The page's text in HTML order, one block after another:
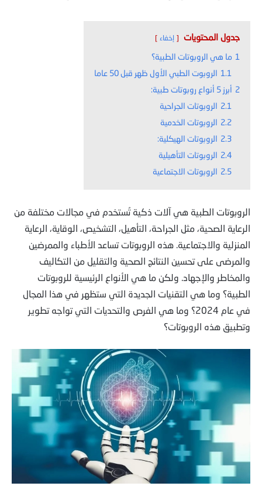
جدول المحتويات إخفاء
1 ما هي الروبوتات الطبية؟
1.1 الروبوت الطبي الأول ظهر قبل 50 عاما
2 أبرز 5 أنواع روبوتات طبية:
2.1 الروبوتات الجراحية
2.2 الروبوتات الخدمية
2.3 الروبوتات الهيكلية:
2.4 الروبوتات التأهيلية
2.5 الروبوتات الاجتماعية
الروبوتات الطبية هي آلات ذكية تُستخدم في مجالات مختلفة من
الرعاية الصحية، مثل الجراحة، التأهيل، التشخيص، الوقاية، الرعاية
المنزلية والاجتماعية. هذه الروبوتات تساعد الأطباء والممرضين
والمرضى على تحسين النتائج الصحية والتقليل من التكاليف
والمخاطر والإجهاد. ولكن ما هي الأنواع الرئيسية للروبوتات
الطبية؟ وما هي التقنيات الجديدة التي ستظهر في هذا المجال
في عام 2024؟ وما هي الفرص والتحديات التي تواجه تطوير
وتطبيق هذه الروبوتات؟